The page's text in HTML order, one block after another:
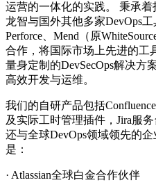
运营的一体化的实践。 秉承着
龙智与国外其他多家DevOps工
Perforce、Mend（原
合作，将国际市场上先进的工
量身定制的DevSecOps解决方
高效开发与运维。
我们的自研产品包括
及实际工时管理插件，Jira服
还与全球DevOps领域领先的
是：
· Atlassian全球白金合作伙伴